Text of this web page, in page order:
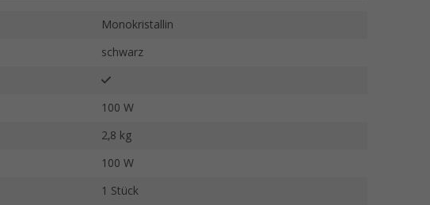
Monokristallin
schwarz
100 W
2,8 kg
100 W
1 Stück